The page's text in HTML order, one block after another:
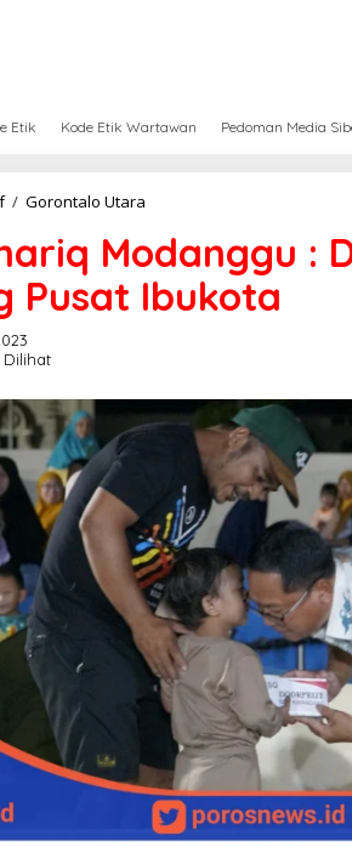
Etik Kode Etik Wartawan Pedoman Media
/ Gorontalo Utara
p
a
t
i
r
i
a
n
g
g
u
D
u
u
t
a
n
Modanggu :
Pusat Ibukota
Dilihat